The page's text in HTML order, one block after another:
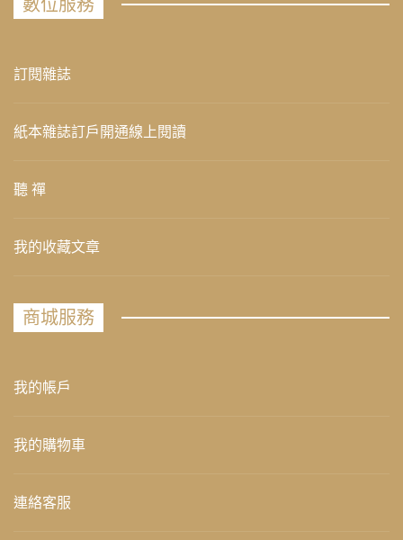
數位服務
訂閱雜誌
紙本雜誌訂戶開通線上閱讀
聽 禪
我的收藏文章
商城服務
我的帳戶
我的購物車
連絡客服